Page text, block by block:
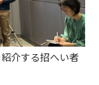
介する招へい者